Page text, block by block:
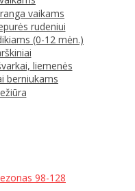
vaikams
rudeniui
(0-12 mėn.)
liemenės
berniukams
98-128